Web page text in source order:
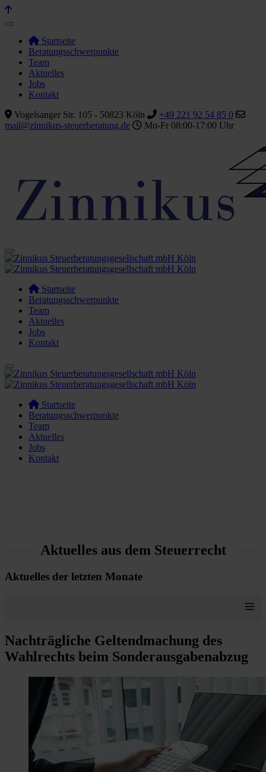
Startseite
Beratungsschwerpunkte
Team
Aktuelles
Jobs
Kontakt
Vogelsanger Str. 105 - 50823 Köln
+49 221 92 54 85 0
mail@zinnikus-steuerberatung.de
Mo-Fr 08:00-17:00 Uhr
Startseite
Beratungsschwerpunkte
Team
Aktuelles
Jobs
Kontakt
Startseite
Beratungsschwerpunkte
Team
Aktuelles
Jobs
Kontakt
Aktuelles aus dem Steuerrecht
Aktuelles der letzten Monate
≡
Nachträgliche Geltendmachung des
Wahlrechts beim Sonderausgabenabzug